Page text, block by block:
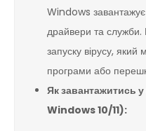
Windows
драйвери та служби.
запуску вірусу, який
програми або
Як завантажитись
Windows 10/11):